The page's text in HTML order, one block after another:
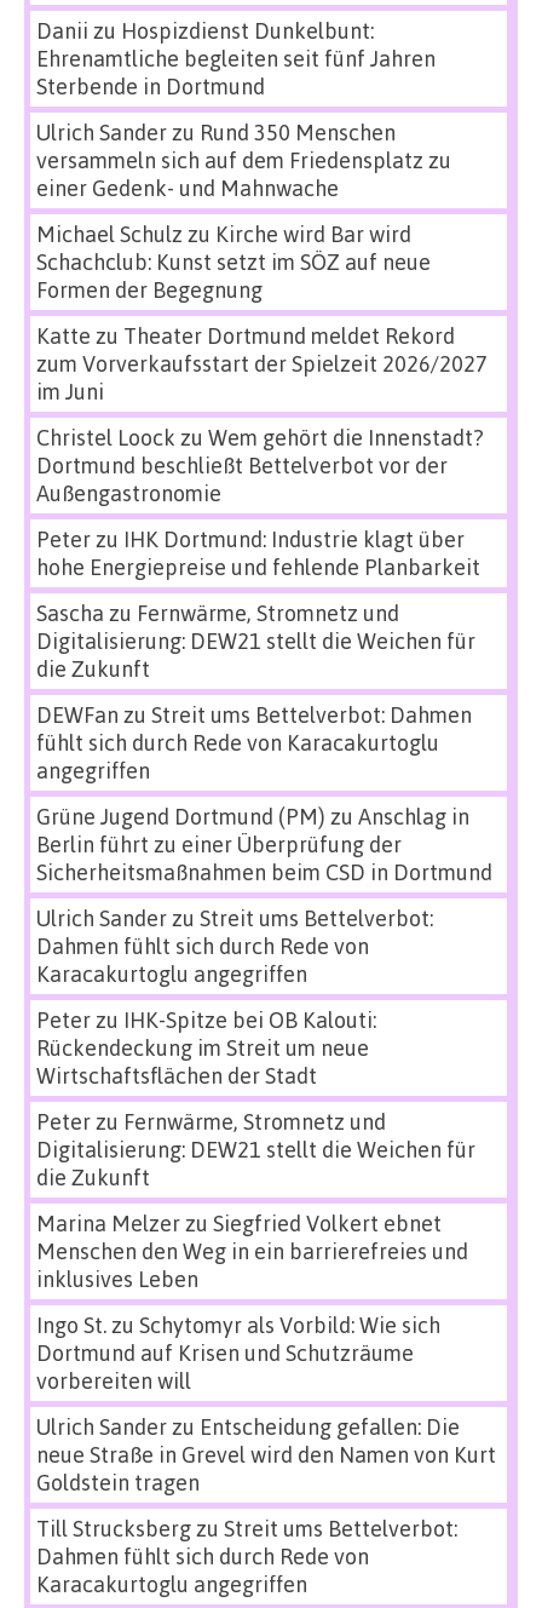
Danii zu Hospizdienst Dunkelbunt:
Ehrenamtliche begleiten seit fünf Jahren
Sterbende in Dortmund
Ulrich Sanderzu Rund 350 Menschen
versammeln sich auf dem Friedensplatz zu
einer Gedenk- und Mahnwache
Michael Schulz zu Kirche wird Bar wird
Schachclub: Kunst setzt im SÖZ auf neue
Formen der Begegnung
Katte zu Theater Dortmund meldet Rekord
zum Vorverkaufsstart der Spielzeit 2026/2027
im Juni
Christel Loock zu Wem gehört die Innenstadt?
Dortmund beschließt Bettelverbot vor der
Außengastronomie
Peterzu IHK Dortmund: Industrie klagt über
hohe Energiepreise und fehlende Planbarkeit
Sascha zu Fernwärme, Stromnetz und
Digitalisierung: DEW21 stellt die Weichen für
die Zukunft
DEWFan zu Streit ums Bettelverbot: Dahmen
fühlt sich durch Rede von Karacakurtoglu
angegriffen
Grüne Jugend Dortmund (PM) zu Anschlag in
Berlin führt zu einer Überprüfung der
Sicherheitsmaßnahmen beim CSD in Dortmund
Ulrich Sanderzu Streit ums Bettelverbot:
Dahmen fühlt sich durch Rede von
Karacakurtoglu angegriffen
Peterzu IHK-Spitze bei OB Kalouti:
Rückendeckung im Streit um neue
Wirtschaftsflächen der Stadt
Peterzu Fernwärme, Stromnetz und
Digitalisierung: DEW21 stellt die Weichen für
die Zukunft
Marina Melzerzu Siegfried Volkert ebnet
Menschen den Weg in ein barrierefreies und
inklusives Leben
Ingo St.zu Schytomyr als Vorbild: Wie sich
Dortmund auf Krisen und Schutzräume
vorbereiten will
Ulrich Sanderzu Entscheidung gefallen: Die
neue Straße in Grevel wird den Namen von Kurt
Goldstein tragen
Till Strucksbergzu Streit ums Bettelverbot:
Dahmen fühlt sich durch Rede von
Karacakurtoglu angegriffen